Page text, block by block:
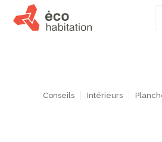
Conseils Intérieurs